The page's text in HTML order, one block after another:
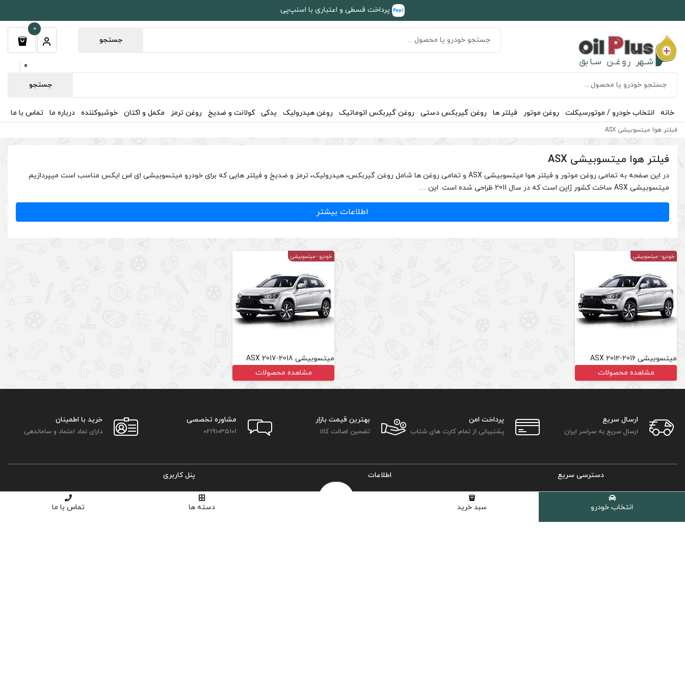
انتخاب خودرو سبد خرید دسته ها تماس با ما
پرداخت قسطی و اعتباری با اسنپ‌پی
جستجو
0
0
جستجو
خانه انتخاب خودرو / موتورسیکلت روغن موتور فیلتر ها روغن گیربکس دستی روغن گیربکس اتوماتیک روغن هیدرولیک یدکی کولانت و ضدیخ روغن ترمز مکمل و اکتان خوشبوکننده درباره ما تماس با ما
فیلتر هوا میتسوبیشی ASX
فیلتر هوا میتسوبیشی ASX
در این صفحه به تمامی روغن موتور و فیلتر هوا میتسوبیشی ASX و تمامی روغن ها شامل روغن گیربکس، هیدرولیک، ترمز و ضدیخ و فیلتر هایی که برای خودرو میتسوبیشی ای اس ایکس مناسب است میپردازیم.
میتسوبیشی ASX ساخت کشور ژاپن است که در سال 2011 ظراحی شده است. این …
اطلاعات بیشتر
خودرو - میتسوبیشی
میتسوبیشی ASX 2012-2016
مشاهده محصولات
خودرو - میتسوبیشی
میتسوبیشی ASX 2017-2018
مشاهده محصولات
ارسال سریع
ارسال سریع به سراسر ایران
پرداخت امن
پشتیبانی از تمام کارت های شتاب
بهترین قیمت بازار
تضمین اصالت کالا
مشاوره تخصصی
02191035101
خرید با اطمینان
دارای نماد اعتماد و ساماندهی
دسترسی سریع اطلاعات پنل کاربری